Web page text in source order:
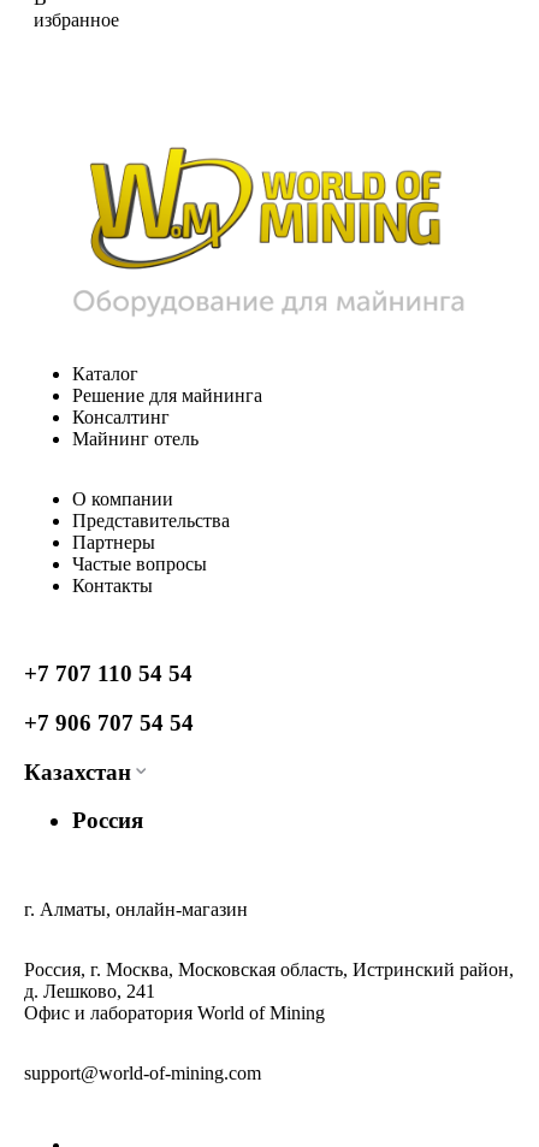
избранное
Каталог
Решение для майнинга
Консалтинг
Майнинг отель
О компании
Представительства
Партнеры
Частые вопросы
Контакты
+7 707 110 54 54
+7 906 707 54 54
Казахстан
Россия
г. Алматы, онлайн-магазин
Россия, г. Москва, Московская область, Истринский район,
д. Лешково, 241
Офис и лаборатория World of Mining
support@world-of-mining.com